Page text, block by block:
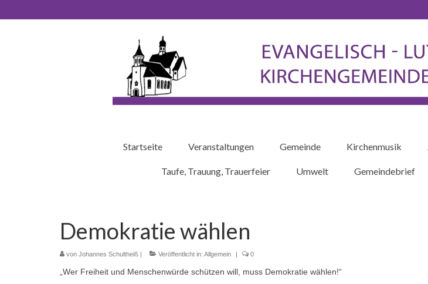
Startseite Veranstaltungen Gemeinde Kirchenmusik
Taufe, Trauung, Trauerfeier Umwelt Gemeindebrief
Demokratie wählen
von Johannes Schultheiß | Veröffentlicht in: Allgemein | 0
„Wer Freiheit und Menschenwürde schützen will, muss Demokratie wählen!“